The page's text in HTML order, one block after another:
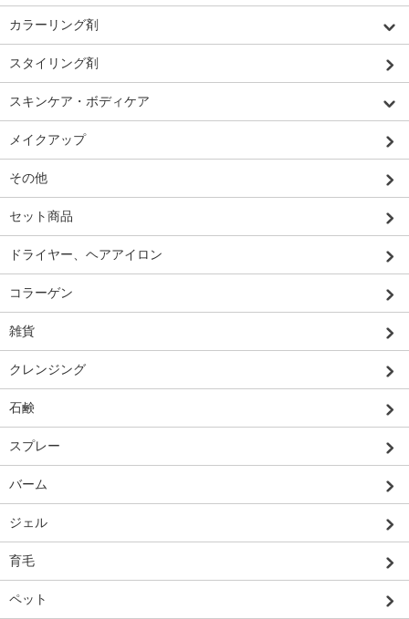
カラーリング剤
スタイリング剤
スキンケア・ボディケア
メイクアップ
その他
セット商品
ドライヤー、ヘアアイロン
コラーゲン
雑貨
クレンジング
石鹸
スプレー
バーム
ジェル
育毛
ペット